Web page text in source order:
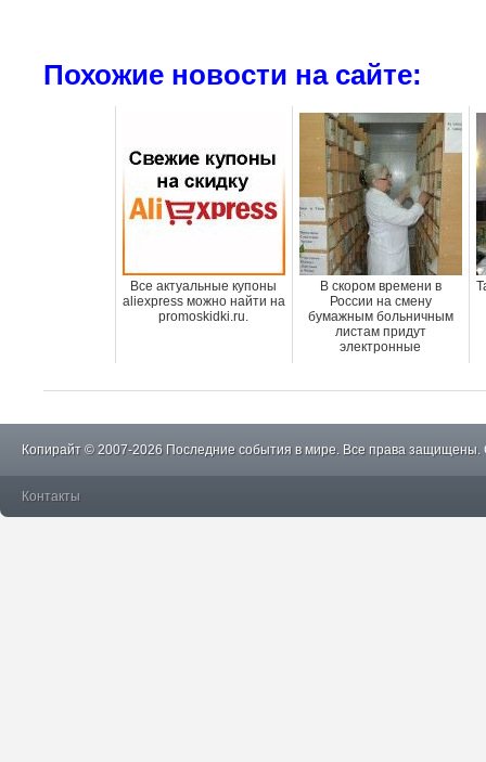
Похожие новости на сайте:
Все актуальные купоны
aliexpress можно найти на
promoskidki.ru.
В скором времени в
России на смену
бумажным больничным
листам придут
электронные
Копирайт © 2007-2026 Последние события в мире. Все права защищены.
Контакты